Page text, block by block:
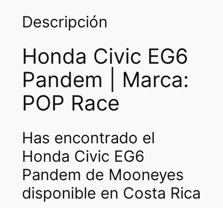
c
E
G
6
P
a
d
e
m
M
o
o
Descripción
Honda Civic EG6
Pandem | Marca:
POP Race
Has encontrado el
Honda Civic EG6
Pandem de Mooneyes
disponible en Costa Rica